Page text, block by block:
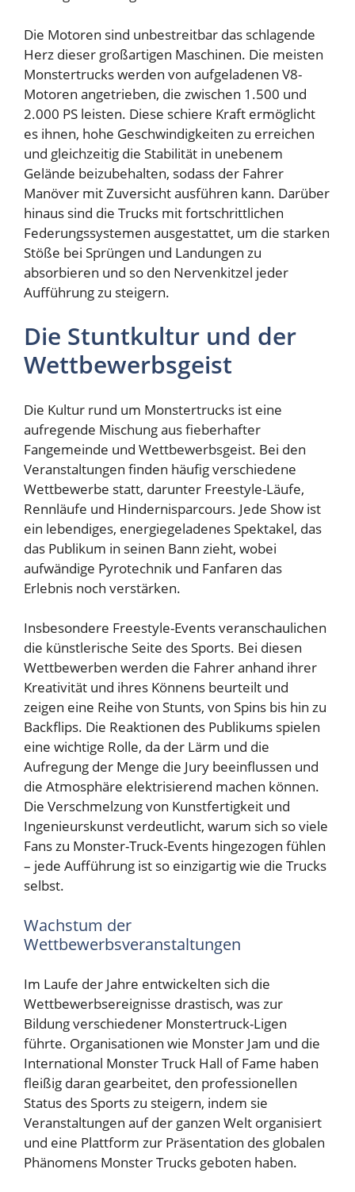
Die Motoren sind unbestreitbar das schlagende
Herz dieser großartigen Maschinen. Die meisten
Monstertrucks werden von aufgeladenen V8-
Motoren angetrieben, die zwischen 1.500 und
2.000 PS leisten. Diese schiere Kraft ermöglicht
es ihnen, hohe Geschwindigkeiten zu erreichen
und gleichzeitig die Stabilität in unebenem
Gelände beizubehalten, sodass der Fahrer
Manöver mit Zuversicht ausführen kann. Darüber
hinaus sind die Trucks mit fortschrittlichen
Federungssystemen ausgestattet, um die starken
Stöße bei Sprüngen und Landungen zu
absorbieren und so den Nervenkitzel jeder
Aufführung zu steigern.
Die Stuntkultur und der
Wettbewerbsgeist
Die Kultur rund um Monstertrucks ist eine
aufregende Mischung aus fieberhafter
Fangemeinde und Wettbewerbsgeist. Bei den
Veranstaltungen finden häufig verschiedene
Wettbewerbe statt, darunter Freestyle-Läufe,
Rennläufe und Hindernisparcours. Jede Show ist
ein lebendiges, energiegeladenes Spektakel, das
das Publikum in seinen Bann zieht, wobei
aufwändige Pyrotechnik und Fanfaren das
Erlebnis noch verstärken.
Insbesondere Freestyle-Events veranschaulichen
die künstlerische Seite des Sports. Bei diesen
Wettbewerben werden die Fahrer anhand ihrer
Kreativität und ihres Könnens beurteilt und
zeigen eine Reihe von Stunts, von Spins bis hin zu
Backflips. Die Reaktionen des Publikums spielen
eine wichtige Rolle, da der Lärm und die
Aufregung der Menge die Jury beeinflussen und
die Atmosphäre elektrisierend machen können.
Die Verschmelzung von Kunstfertigkeit und
Ingenieurskunst verdeutlicht, warum sich so viele
Fans zu Monster-Truck-Events hingezogen fühlen
– jede Aufführung ist so einzigartig wie die Trucks
selbst.
Wachstum der
Wettbewerbsveranstaltungen
Im Laufe der Jahre entwickelten sich die
Wettbewerbsereignisse drastisch, was zur
Bildung verschiedener Monstertruck-Ligen
führte. Organisationen wie Monster Jam und die
International Monster Truck Hall of Fame haben
fleißig daran gearbeitet, den professionellen
Status des Sports zu steigern, indem sie
Veranstaltungen auf der ganzen Welt organisiert
und eine Plattform zur Präsentation des globalen
Phänomens Monster Trucks geboten haben.